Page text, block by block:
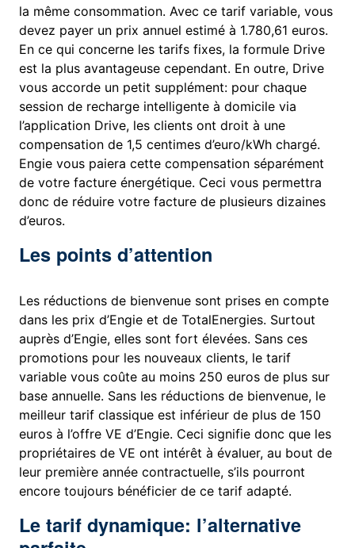
la même consommation. Avec ce tarif variable, vous
devez payer un prix annuel estimé à 1.780,61 euros.
En ce qui concerne les tarifs fixes, la formule Drive
est la plus avantageuse cependant. En outre, Drive
vous accorde un petit supplément: pour chaque
session de recharge intelligente à domicile via
l’application Drive, les clients ont droit à une
compensation de 1,5 centimes d’euro/kWh chargé.
Engie vous paiera cette compensation séparément
de votre facture énergétique. Ceci vous permettra
donc de réduire votre facture de plusieurs dizaines
d’euros.
Les points d’attention
Les réductions de bienvenue sont prises en compte
dans les prix d’Engie et de TotalEnergies. Surtout
auprès d’Engie, elles sont fort élevées. Sans ces
promotions pour les nouveaux clients, le tarif
variable vous coûte au moins 250 euros de plus sur
base annuelle. Sans les réductions de bienvenue, le
meilleur tarif classique est inférieur de plus de 150
euros à l’offre VE d’Engie. Ceci signifie donc que les
propriétaires de VE ont intérêt à évaluer, au bout de
leur première année contractuelle, s’ils pourront
encore toujours bénéficier de ce tarif adapté.
Le tarif dynamique: l’alternative